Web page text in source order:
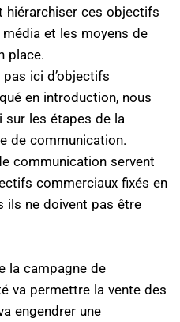
hiérarchiser ces objectifs
et les moyens de
place.
pas ici d’objectifs
en introduction, nous
sur les étapes de la
de communication.
communication servent
commerciaux fixés en
ils ne doivent pas être
la campagne de
va permettre la vente des
engendrer une